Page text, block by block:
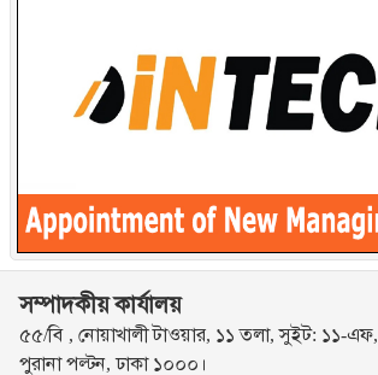
সম্পাদকীয় কার্যালয়
৫৫/বি , নোয়াখালী টাওয়ার, ১১ তলা, সুইট: ১১-এফ,
পুরানা পল্টন, ঢাকা ১০০০।